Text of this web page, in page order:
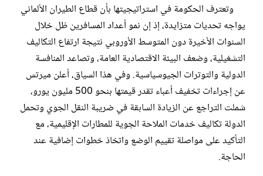
وتعترف الحكومة في استراتيجيتها بأن قطاع الطيران الألماني
يواجه تحديات متزايدة، إذ إن نمو أعداد المسافرين ظل خلال
السنوات الأخيرة دون المتوسط الأوروبي نتيجة ارتفاع التكاليف
التشغيلية، وضعف البيئة الاقتصادية العامة، وتصاعد المنافسة
الدولية والتوترات الجيوسياسية. وفي هذا السياق، أعلن ميرتس
عن إجراءات تخفيف أعباء تقدر قيمتها بنحو 500 مليون يورو،
شملت التراجع عن الزيادة السابقة في ضريبة النقل الجوي وتحمل
الدولة تكاليف خدمات الملاحة الجوية للمطارات الإقليمية، مع
التأكيد على مواصلة تقييم الوضع واتخاذ خطوات إضافية عند
الحاجة.